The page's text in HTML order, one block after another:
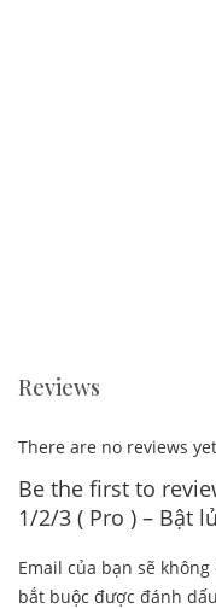
Reviews
There are no reviews
Be the first to
1/2/3 ( Pro ) – Bật
Email của bạn sẽ
bắt buộc được đánh dấu